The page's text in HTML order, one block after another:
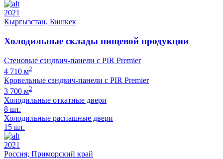
2021
Кыргызстан, Бишкек
Холодильные склады пищевой продукции
Стеновые сэндвич-панели с PIR Premier
4 710 м2
Кровельные сэндвич-панели с PIR Premier
3 700 м2
Холодильные откатные двери
8 шт.
Холодильные распашные двери
15 шт.
2021
Россия, Приморский край